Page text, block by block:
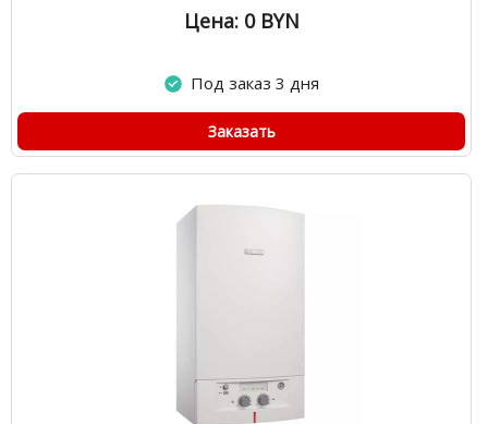
Цена: 0 BYN
Под заказ 3 дня
Заказать